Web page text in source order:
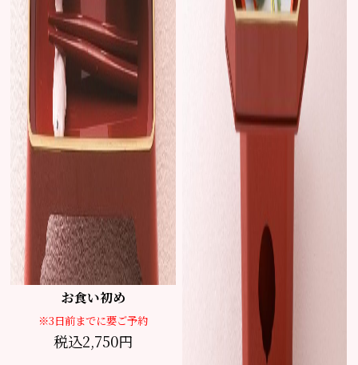
お食い初め
※3日前までに要ご予約
税込2,750円